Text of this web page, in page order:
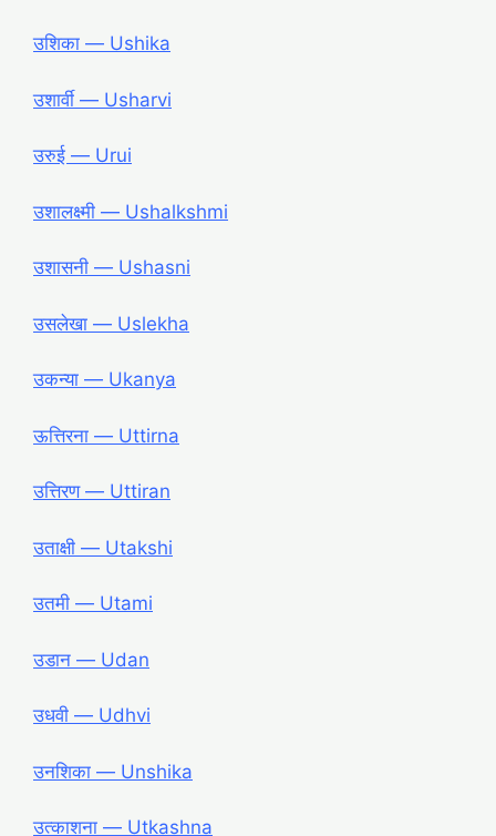
उशिका ― Ushika
उशार्वी ― Usharvi
उरुई ― Urui
उशालक्ष्मी ― Ushalkshmi
उशासनी ― Ushasni
उसलेखा ― Uslekha
उकन्या ― Ukanya
ऊत्तिरना ― Uttirna
उत्तिरण ― Uttiran
उताक्षी ― Utakshi
उतमी ― Utami
उडान ― Udan
उधवी ― Udhvi
उनशिका ― Unshika
उत्काशना ― Utkashna